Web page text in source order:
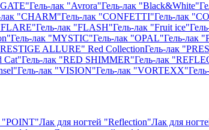
Гель-лак "Avrora"Гель-лак "Black&White"
лак "CHARM"Гель-лак "CONFETTI"Гель-лак
Гель-лак "FLASH"Гель-лак "Fruit ice"
Гель-лак "MYSTIC"Гель-лак "OPAL"Гель-лак
ALLURE" Red CollectionГель-лак
Cat"Гель-лак "RED SHIMMER"Гель-лак
Гель-лак "VISION"Гель-лак "VORTEXX"
"POINT"Лак для ногтей "Reflection"Лак для